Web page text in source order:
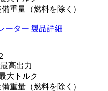
備重量（燃料を除く）
ーター 製品詳細
最高出力
大トルク
備重量（燃料を除く）